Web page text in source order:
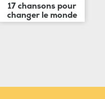
17 chansons pour
changer le monde